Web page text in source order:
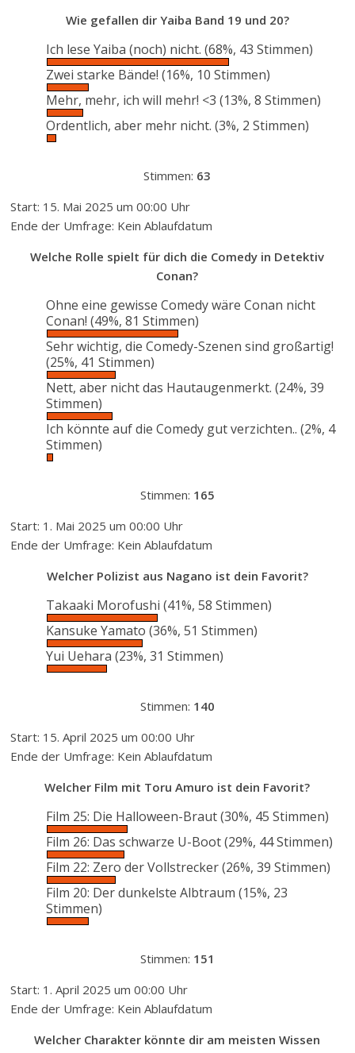
Wie gefallen dir Yaiba Band 19 und 20?
Ich lese Yaiba (noch) nicht.(68%, 43 Stimmen)
Zwei starke Bände!(16%, 10 Stimmen)
Mehr, mehr, ich will mehr! <3(13%, 8 Stimmen)
Ordentlich, aber mehr nicht.(3%, 2 Stimmen)
Stimmen: 63
Start: 15. Mai 2025 um 00:00 Uhr
Ende der Umfrage: Kein Ablaufdatum
Welche Rolle spielt für dich die Comedy in Detektiv
Conan?
Ohne eine gewisse Comedy wäre Conan nicht
Conan!(49%, 81 Stimmen)
Sehr wichtig, die Comedy-Szenen sind großartig!
(25%, 41 Stimmen)
Nett, aber nicht das Hautaugenmerkt.(24%, 39
Stimmen)
Ich könnte auf die Comedy gut verzichten..(2%, 4
Stimmen)
Stimmen: 165
Start: 1. Mai 2025 um 00:00 Uhr
Ende der Umfrage: Kein Ablaufdatum
Welcher Polizist aus Nagano ist dein Favorit?
Takaaki Morofushi(41%, 58 Stimmen)
Kansuke Yamato(36%, 51 Stimmen)
Yui Uehara(23%, 31 Stimmen)
Stimmen: 140
Start: 15. April 2025 um 00:00 Uhr
Ende der Umfrage: Kein Ablaufdatum
Welcher Film mit Toru Amuro ist dein Favorit?
Film 25: Die Halloween-Braut(30%, 45 Stimmen)
Film 26: Das schwarze U-Boot(29%, 44 Stimmen)
Film 22: Zero der Vollstrecker(26%, 39 Stimmen)
Film 20: Der dunkelste Albtraum(15%, 23
Stimmen)
Stimmen: 151
Start: 1. April 2025 um 00:00 Uhr
Ende der Umfrage: Kein Ablaufdatum
Welcher Charakter könnte dir am meisten Wissen